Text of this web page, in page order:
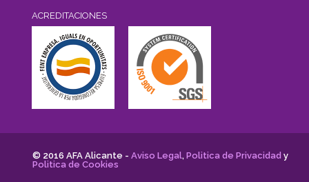
ACREDITACIONES
© 2016 AFA Alicante - Aviso Legal, Politica de Privacidad y
Politica de Cookies